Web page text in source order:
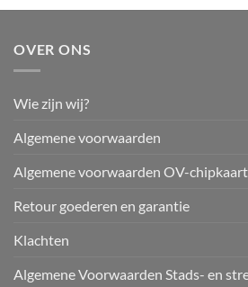
OVER ONS
Wie zijn wij?
Algemene voorwaarden
Algemene voorwaarden OV-chipkaart
Retour goederen en garantie
Klachten
Algemene Voorwaarden Stads- en